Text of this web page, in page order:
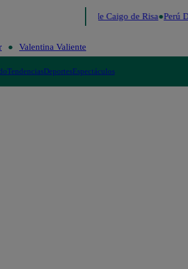
Me Caigo de Risa Perú
Valentina Valiente
TendenciasDeportesEspectáculos